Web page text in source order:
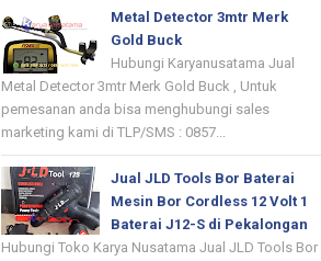
Metal Detector 3mtr Merk
Gold Buck
Hubungi Karyanusatama Jual
Metal Detector 3mtr Merk Gold Buck , Untuk
pemesanan anda bisa menghubungi sales
marketing kami di TLP/SMS : 0857...
Jual JLD Tools Bor Baterai
Mesin Bor Cordless 12 Volt 1
Baterai J12-S di Pekalongan
Hubungi Toko Karya Nusatama Jual JLD Tools Bor